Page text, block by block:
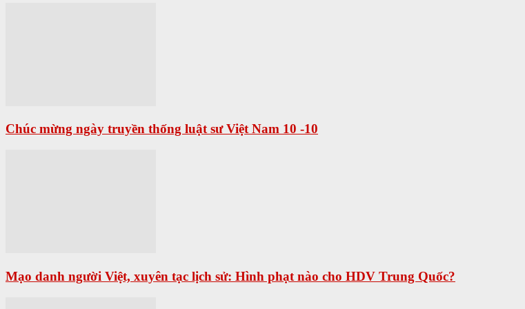
Chúc mừng ngày truyền thống luật sư Việt Nam 10 -10
Mạo danh người Việt, xuyên tạc lịch sử: Hình phạt nào cho HDV Trung Quốc?